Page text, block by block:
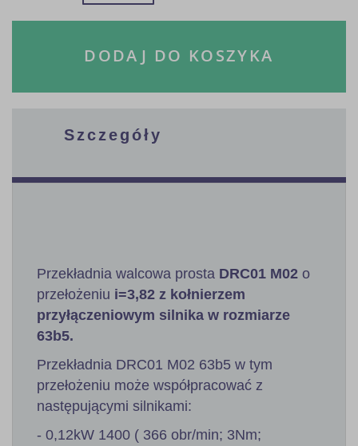
DODAJ DO KOSZYKA
Szczegóły
Przekładnia walcowa prosta DRC01 M02 o
przełożeniu i=3,82 z kołnierzem
przyłączeniowym silnika w rozmiarze
63b5.
Przekładnia DRC01 M02 63b5 w tym
przełożeniu może współpracować z
następującymi silnikami:
- 0,12kW 1400 ( 366 obr/min; 3Nm;